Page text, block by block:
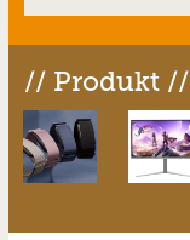
// Produkt //